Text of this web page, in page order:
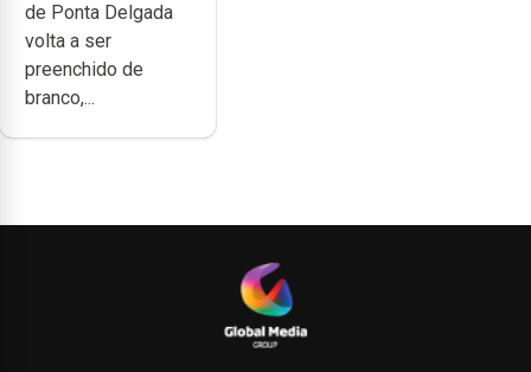
de Ponta Delgada
volta a ser
preenchido de
branco,...